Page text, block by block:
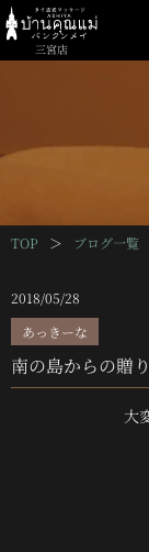
三宮店
TOP ＞ ブログ一覧
2018/05/28
あっきーな
南の島からの贈
大